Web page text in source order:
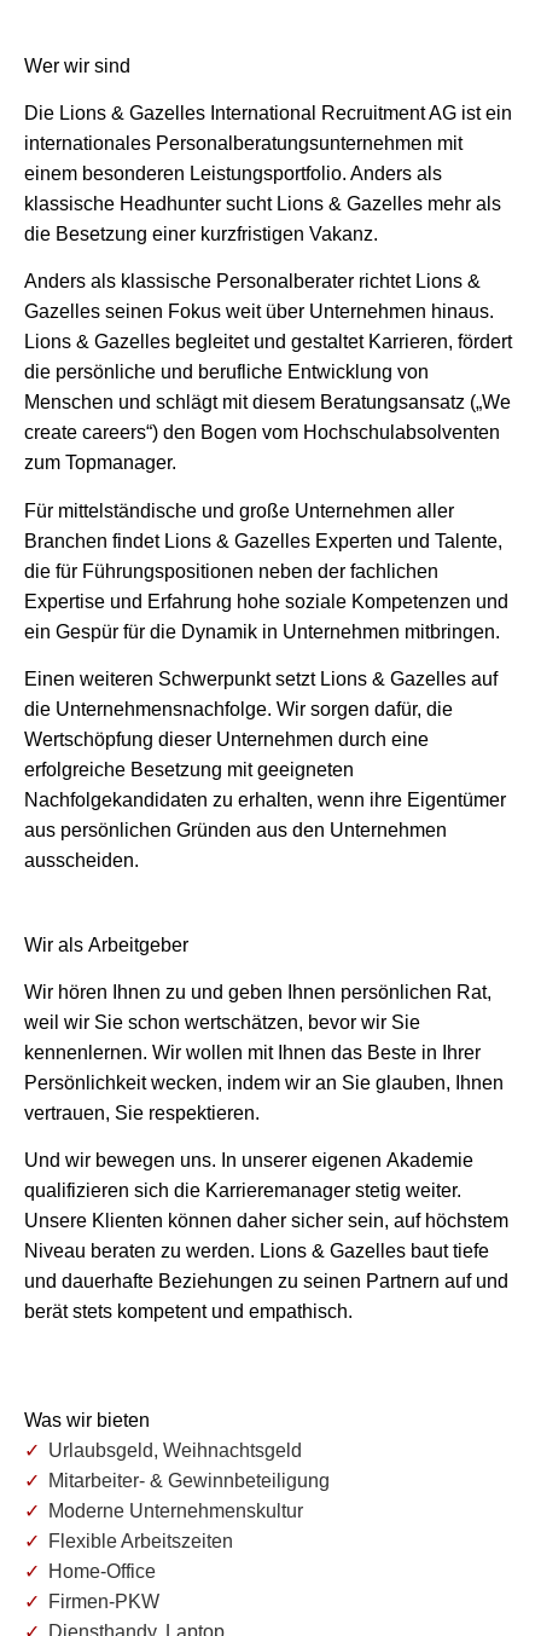
Wer wir sind
Die Lions & Gazelles International Recruitment AG ist ein
internationales Personalberatungsunternehmen mit
einem besonderen Leistungsportfolio. Anders als
klassische Headhunter sucht Lions & Gazelles mehr als
die Besetzung einer kurzfristigen Vakanz.
Anders als klassische Personalberater richtet Lions &
Gazelles seinen Fokus weit über Unternehmen hinaus.
Lions & Gazelles begleitet und gestaltet Karrieren, fördert
die persönliche und berufliche Entwicklung von
Menschen und schlägt mit diesem Beratungsansatz („We
create careers“) den Bogen vom Hochschulabsolventen
zum Topmanager.
Für mittelständische und große Unternehmen aller
Branchen findet Lions & Gazelles Experten und Talente,
die für Führungspositionen neben der fachlichen
Expertise und Erfahrung hohe soziale Kompetenzen und
ein Gespür für die Dynamik in Unternehmen mitbringen.
Einen weiteren Schwerpunkt setzt Lions & Gazelles auf
die Unternehmensnachfolge. Wir sorgen dafür, die
Wertschöpfung dieser Unternehmen durch eine
erfolgreiche Besetzung mit geeigneten
Nachfolgekandidaten zu erhalten, wenn ihre Eigentümer
aus persönlichen Gründen aus den Unternehmen
ausscheiden.
Wir als Arbeitgeber
Wir hören Ihnen zu und geben Ihnen persönlichen Rat,
weil wir Sie schon wertschätzen, bevor wir Sie
kennenlernen. Wir wollen mit Ihnen das Beste in Ihrer
Persönlichkeit wecken, indem wir an Sie glauben, Ihnen
vertrauen, Sie respektieren.
Und wir bewegen uns. In unserer eigenen Akademie
qualifizieren sich die Karrieremanager stetig weiter.
Unsere Klienten können daher sicher sein, auf höchstem
Niveau beraten zu werden. Lions & Gazelles baut tiefe
und dauerhafte Beziehungen zu seinen Partnern auf und
berät stets kompetent und empathisch.
Was wir bieten
Urlaubsgeld, Weihnachtsgeld
Mitarbeiter- & Gewinnbeteiligung
Moderne Unternehmenskultur
Flexible Arbeitszeiten
Home-Office
Firmen-PKW
Diensthandy, Laptop